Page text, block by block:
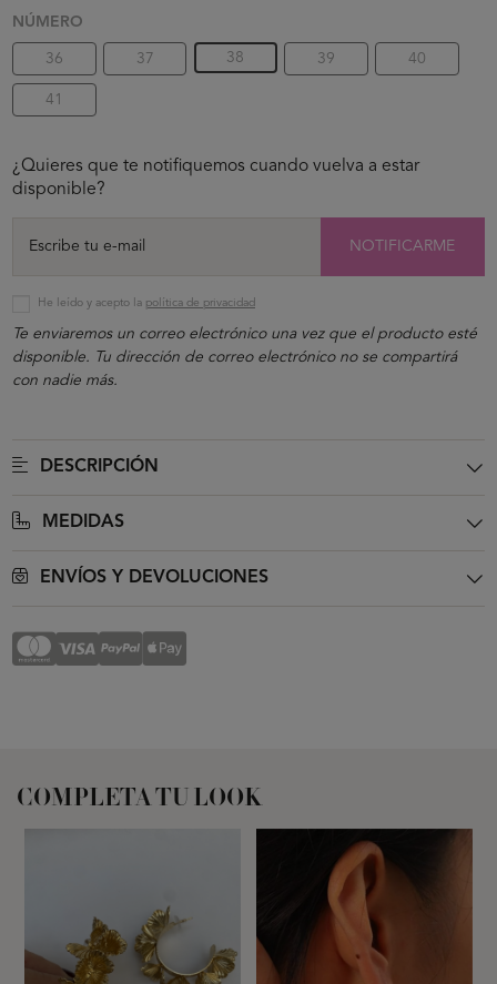
NÚMERO
36 37 38 39 40
41
¿Quieres que te notifiquemos cuando vuelva a estar
disponible?
NOTIFICARME
He leído y acepto la política de privacidad
Te enviaremos un correo electrónico una vez que el producto esté
disponible. Tu dirección de correo electrónico no se compartirá
con nadie más.
DESCRIPCIÓN
MEDIDAS
ENVÍOS Y DEVOLUCIONES
COMPLETA TU LOOK